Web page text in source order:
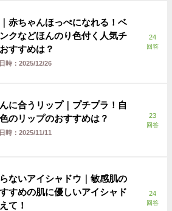
赤ちゃんほっぺになれる！ベ
クなどほんのり色付く人気チ
すすめは？
時： 2025/12/26
24
回答
に合うリップ｜プチプラ！自
のリップのおすすめは？
時： 2025/11/11
23
回答
ないアイシャドウ｜敏感肌の
すめの肌に優しいアイシャド
て！
24
回答